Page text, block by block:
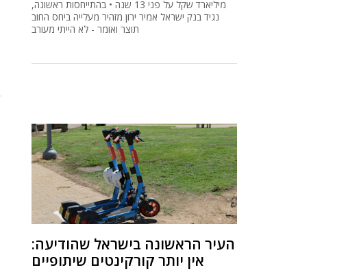
מיליארד שקל על פני 13 שנה • בהתייחסות ראשונה,
נגיד בנק ישראל אמיר ירון מזהיר מעלייה ביחס החוב
תוצר ואומר - לא הייתי מעורב
העיר הראשונה בישראל שהודיעה:
אין יותר קורקינטים שיתופיים